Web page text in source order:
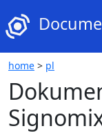
home > pl